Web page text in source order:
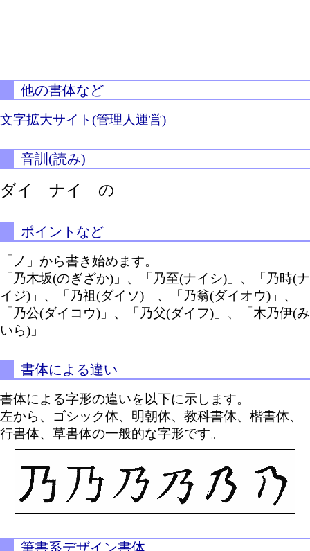
他の書体など
文字拡大サイト(管理人運営)
音訓(読み)
ダイ ナイ の
ポイントなど
「ノ」から書き始めます。
「乃木坂(のぎざか)」、「乃至(ナイシ)」、「乃時(ナ
イジ)」、「乃祖(ダイソ)」、「乃翁(ダイオウ)」、
「乃公(ダイコウ)」、「乃父(ダイフ)」、「木乃伊(み
いら)」
書体による違い
書体による字形の違いを以下に示します。
左から、ゴシック体、明朝体、教科書体、楷書体、
行書体、草書体の一般的な字形です。
筆書系デザイン書体